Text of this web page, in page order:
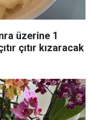
üzerine 1
çıtır kızaracak